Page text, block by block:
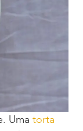
Uma torta